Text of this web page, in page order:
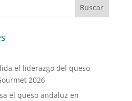
el liderazgo del queso
2026
el queso andaluz en